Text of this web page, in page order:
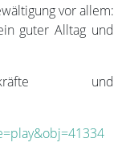
vor allem:
guter Alltag und
und